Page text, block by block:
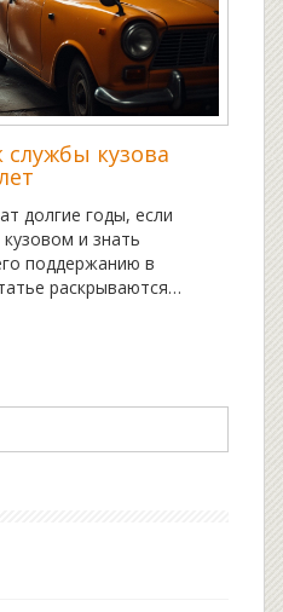
службы кузова
долгие годы, если
и знать
поддержанию в
раскрываются
полезные советы по
своим авто как можно
практические
и хранению
службы вашего